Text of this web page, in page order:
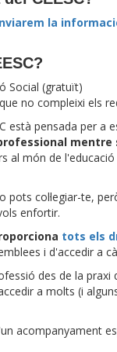
la
Social (gratuït)
no compleixi els
està pensada per a
mentre
al món de
pots col·legiar-te,
enfortir.
tots els
i d'accedir a
des de la
a molts (i
acompanyament